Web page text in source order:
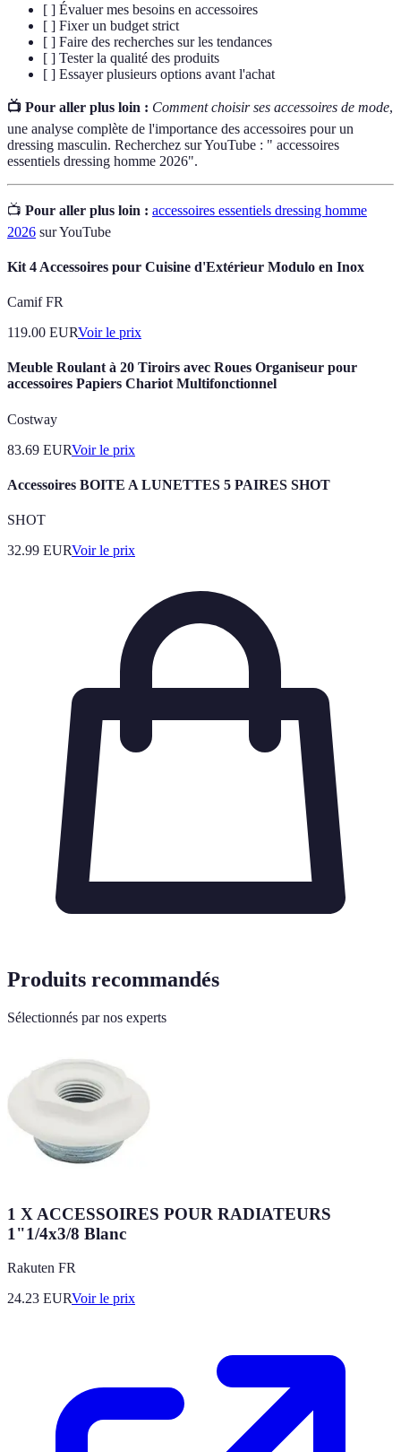
[ ] Évaluer mes besoins en accessoires
[ ] Fixer un budget strict
[ ] Faire des recherches sur les tendances
[ ] Tester la qualité des produits
[ ] Essayer plusieurs options avant l'achat
📺 Pour aller plus loin : Comment choisir ses accessoires de mode,
une analyse complète de l'importance des accessoires pour un
dressing masculin. Recherchez sur YouTube : " accessoires
essentiels dressing homme 2026".
📺 Pour aller plus loin : accessoires essentiels dressing homme
2026 sur YouTube
Kit 4 Accessoires pour Cuisine d'Extérieur Modulo en Inox
Camif FR
119.00 EURVoir le prix
Meuble Roulant à 20 Tiroirs avec Roues Organiseur pour
accessoires Papiers Chariot Multifonctionnel
Costway
83.69 EURVoir le prix
Accessoires BOITE A LUNETTES 5 PAIRES SHOT
SHOT
32.99 EURVoir le prix
Produits recommandés
Sélectionnés par nos experts
1 X ACCESSOIRES POUR RADIATEURS
1"1/4x3/8 Blanc
Rakuten FR
24.23 EURVoir le prix